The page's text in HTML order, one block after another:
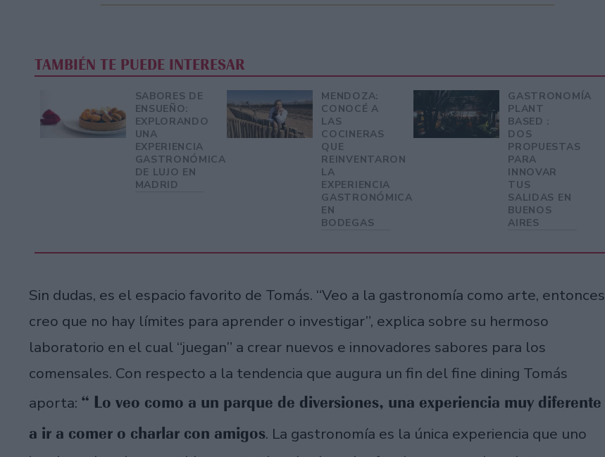
TAMBIÉN TE PUEDE INTERESAR
SABORES DE
ENSUEÑO:
EXPLORANDO
UNA
EXPERIENCIA
GASTRONÓMICA
DE LUJO EN
MADRID
MENDOZA:
CONOCÉ A
LAS
COCINERAS
QUE
REINVENTARON
LA
EXPERIENCIA
GASTRONÓMICA
EN
BODEGAS
GASTRONOMÍA
PLANT
BASED :
DOS
PROPUESTAS
PARA
INNOVAR
TUS
SALIDAS EN
BUENOS
AIRES
Sin dudas, es el espacio favorito de Tomás. “Veo a la gastronomía como arte, entonces
creo que no hay límites para aprender o investigar”, explica sobre su hermoso
laboratorio en el cual “juegan” a crear nuevos e innovadores sabores para los
comensales. Con respecto a la tendencia que augura un fin del fine dining Tomás
aporta: “ Lo veo como a un parque de diversiones, una experiencia muy diferente
a ir a comer o charlar con amigos. La gastronomía es la única experiencia que uno